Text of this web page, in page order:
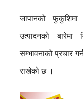
जापानको फुकुशिमा
उत्पादनको बारेमा
सम्भावनाको प्रचार
राखेको छ ।